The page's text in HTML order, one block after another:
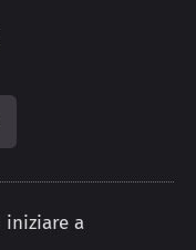
iniziare a